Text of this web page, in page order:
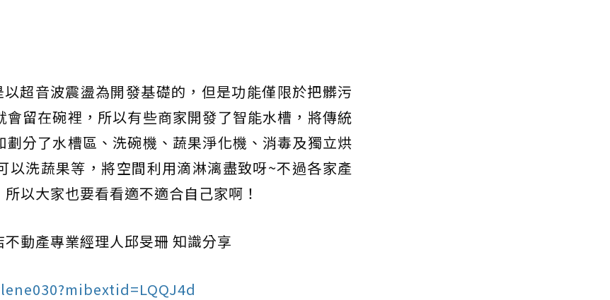
超音波震盪為開發基礎的，但是功能僅限於把髒污
留在碗裡，所以有些商家開發了智能水槽，將傳統
分了水槽區、洗碗機、蔬果淨化機、消毒及獨立烘
以洗蔬果等，將空間利用滴淋漓盡致呀~不過各家產
以大家也要看看適不適合自己家啊！
動產專業經理人邱旻珊 知識分享